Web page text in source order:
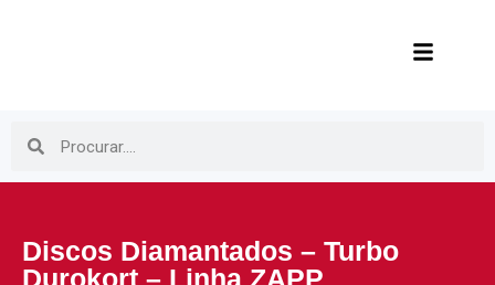
Discos Diamantados – Turbo
Durokort – Linha ZAPP